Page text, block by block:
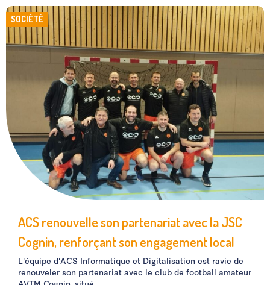
SOCIÉTÉ
ACS renouvelle son partenariat avec la JSC
Cognin, renforçant son engagement local
L'équipe d'ACS Informatique et Digitalisation est ravie de
renouveler son partenariat avec le club de football amateur